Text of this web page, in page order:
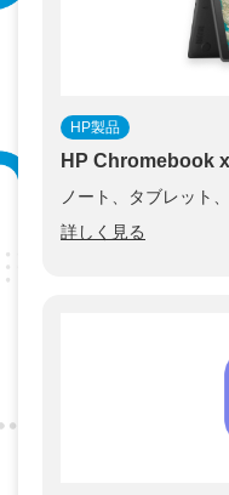
HP製品
HP Chromebook
ノート、タブレット
詳しく見る